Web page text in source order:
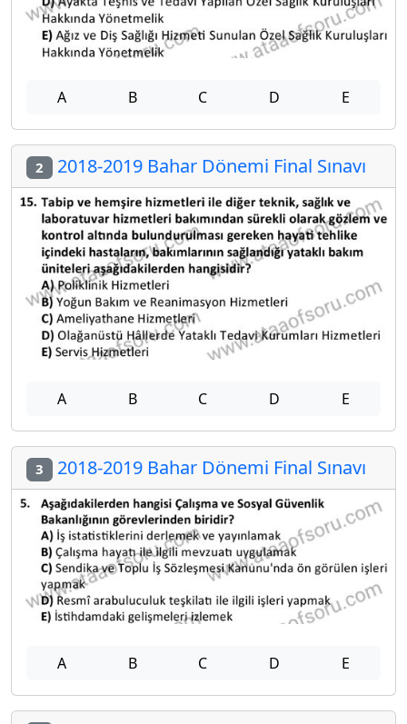
A B C D E
2 2018-2019 Bahar Dönemi Final Sınavı
A B C D E
3 2018-2019 Bahar Dönemi Final Sınavı
A B C D E